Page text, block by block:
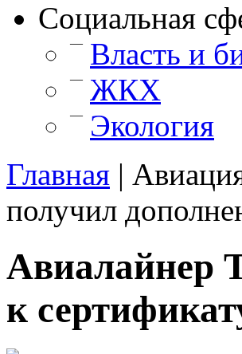
Cоциальная
— Власть и
— ЖКХ
—
Экология
Главная |
получил
Авиалайнер
к